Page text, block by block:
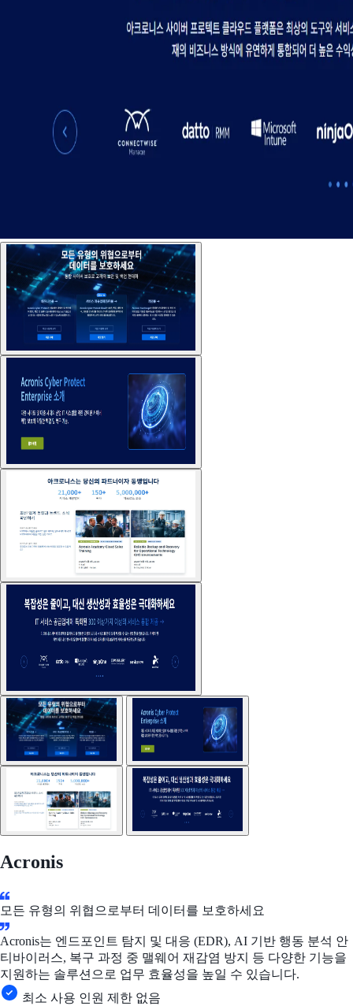
Acronis
모든 유형의 위협으로부터 데이터를 보호하세요
Acronis는 엔드포인트 탐지 및 대응 (EDR), AI 기반 행동 분석 안
티바이러스, 복구 과정 중 맬웨어 재감염 방지 등 다양한 기능을
지원하는 솔루션으로 업무 효율성을 높일 수 있습니다.
최소 사용 인원 제한 없음